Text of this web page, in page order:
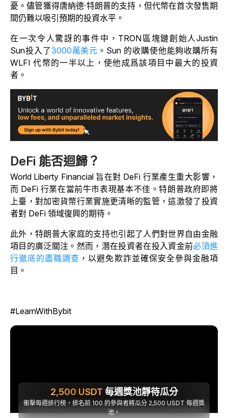
憂。儘管獲得唐納德·特朗普的支持，但代幣在首次發售期
間仍難以吸引預期的投資水平。
在一次令人驚訝的事件中，TRON區塊鏈創始人Justin
Sun投入了3000萬美元 。Sun 的收購使他能夠收購所有
WLFI 代幣的一半以上，使他成爲該項目中最大的投資
者。
DeFi 能否迴歸？
World Liberty Financial 旨在對 DeFi 行業產生重大影響，
而 DeFi 行業在當前牛市表現基本不佳。特朗普政府即將
上臺，對加密貨幣行業實施更清晰的監管，這激發了投資
者對 DeFi 領域復興的期待。
此外，特朗普大家庭的支持也引起了人們對世界自由金融
項目的廣泛關注。然而，潛在投資者在投入資金前必須進
行徹底的盡職調查 ，以避免欺詐並確保安全參與金融項
目。
#LearnWithBybit
2,500 USDT 每週獎池靜待瓜分
衝擊每週排行榜，排名前 100 的參與者將瓜分 2,500 USDT 每週獎
池。